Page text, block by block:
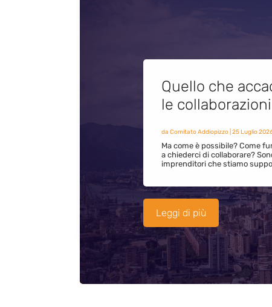
Quello che
le
da Comitato Addiopizzo| 25 Luglio
Ma come è possibile? Come
a chiederci di collaborare?
imprenditori che stiamo
Leggi di più